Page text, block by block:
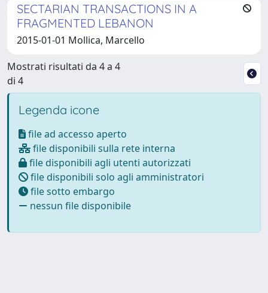
SECTARIAN TRANSACTIONS IN A
FRAGMENTED LEBANON
2015-01-01 Mollica, Marcello
Mostrati risultati da 4 a 4
di 4
Legenda icone
file ad accesso aperto
file disponibili sulla rete interna
file disponibili agli utenti autorizzati
file disponibili solo agli amministratori
file sotto embargo
nessun file disponibile